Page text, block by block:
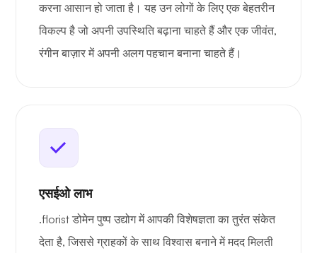
करना आसान हो जाता है। यह उन लोगों के लिए एक बेहतरीन
विकल्प है जो अपनी उपस्थिति बढ़ाना चाहते हैं और एक जीवंत,
रंगीन बाज़ार में अपनी अलग पहचान बनाना चाहते हैं।
एसईओ लाभ
.florist डोमेन पुष्प उद्योग में आपकी विशेषज्ञता का तुरंत संकेत
देता है, जिससे ग्राहकों के साथ विश्वास बनाने में मदद मिलती